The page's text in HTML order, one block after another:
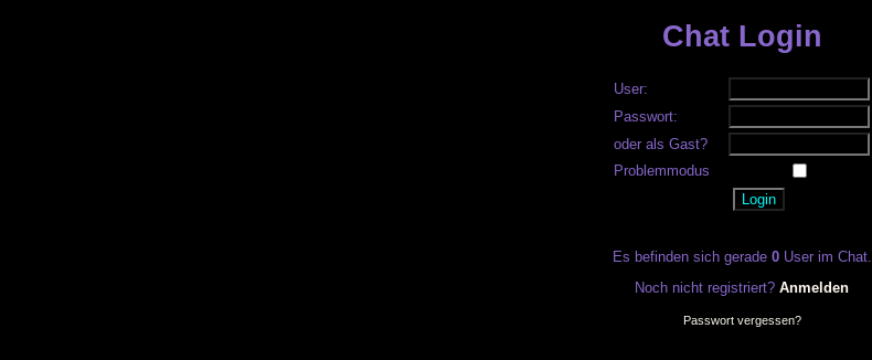
Chat Login
User:
Passwort:
oder als Gast?
Problemmodus
Es befinden sich gerade 0User im Chat.
Noch nicht registriert? Anmelden
Passwort vergessen?